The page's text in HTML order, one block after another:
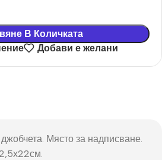
В Количката
Добави е желани
Място за надписване.